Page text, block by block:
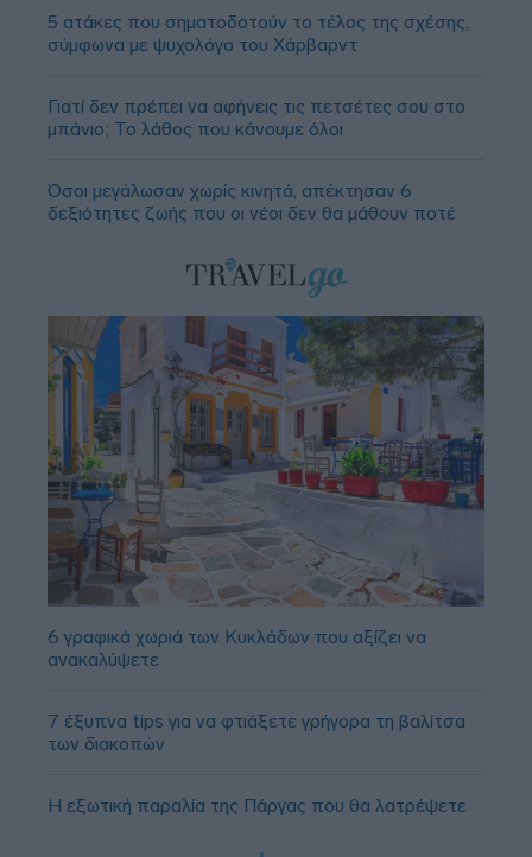
5 ατάκες που σηματοδοτούν το τέλος της σχέσης,
σύμφωνα με ψυχολόγο του Χάρβαρντ
Γιατί δεν πρέπει να αφήνεις τις πετσέτες σου στο
μπάνιο; Το λάθος που κάνουμε όλοι
Όσοι μεγάλωσαν χωρίς κινητά, απέκτησαν 6
δεξιότητες ζωής που οι νέοι δεν θα μάθουν ποτέ
6 γραφικά χωριά των Κυκλάδων που αξίζει να
ανακαλύψετε
7 έξυπνα tips για να φτιάξετε γρήγορα τη βαλίτσα
των διακοπών
Η εξωτική παραλία της Πάργας που θα λατρέψετε